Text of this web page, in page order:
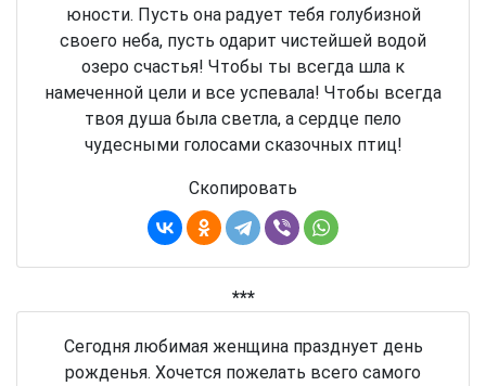
юности. Пусть она радует тебя голубизной
своего неба, пусть одарит чистейшей водой
озеро счастья! Чтобы ты всегда шла к
намеченной цели и все успевала! Чтобы всегда
твоя душа была светла, а сердце пело
чудесными голосами сказочных птиц!
Скопировать
***
Сегодня любимая женщина празднует день
рожденья. Хочется пожелать всего самого